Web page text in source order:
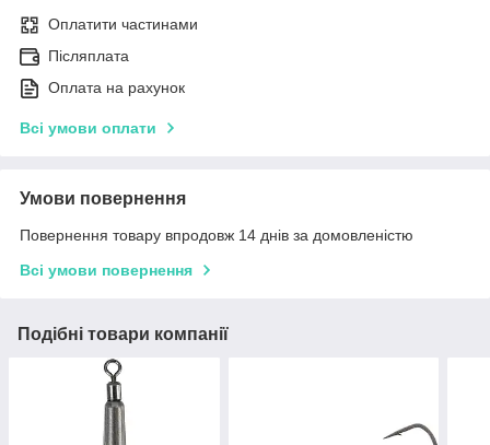
Оплатити частинами
Післяплата
Оплата на рахунок
Всі умови оплати
Умови повернення
Повернення товару впродовж 14 днів за домовленістю
Всі умови повернення
Подібні товари компанії